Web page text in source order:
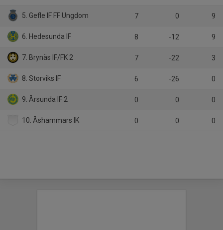
5. Gefle IF FF Ungdom 7 0 9
6. Hedesunda IF 8 -12 9
7. Brynäs IF/FK 2 7 -22 3
8. Storviks IF 6 -26 0
9. Årsunda IF 2 0 0 0
10. Åshammars IK 0 0 0